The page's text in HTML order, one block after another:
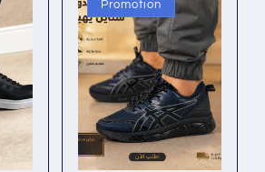
Promotion